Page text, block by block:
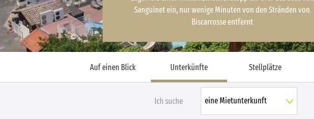
Sanguinet ein, nur wenige Minuten von den Stränden von
Biscarrosse entfernt
Auf einen Blick Unterkünfte Stellplätze
Ich suche